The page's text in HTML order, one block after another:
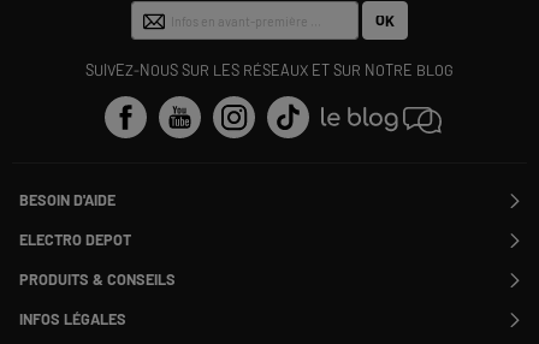
OK
SUIVEZ-NOUS SUR LES RÉSEAUX ET SUR NOTRE BLOG
BESOIN D'AIDE
Contactez-nous
Suivre ma commande
Modifier ou annuler ma commande
SAV
Payer en plusieurs fois
ELECTRO DEPOT
Rejoignez-nous !
PRODUITS & CONSEILS
Nos marques
Les avis du site
INFOS LÉGALES